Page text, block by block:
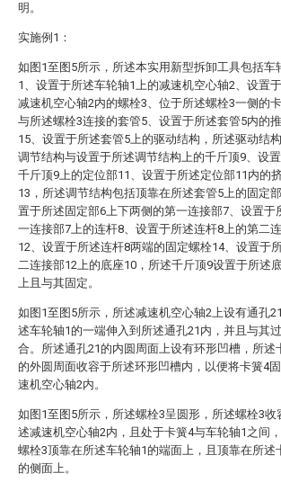
明。
实施例1：
如图1至图5所示，所述本实用新型拆卸工具包括车
1、设置于所述车轮轴1上的减速机空心轴2、设置
减速机空心轴2内的螺栓3、位于所述螺栓3一侧的卡
与所述螺栓3连接的套管5、设置于所述套管5内的
15、设置于所述套管5上的驱动结构，所述驱动结
调节结构与设置于所述调节结构上的千斤顶9、设
千斤顶9上的定位部11、设置于所述定位部11内的
13，所述调节结构包括顶靠在所述套管5上的固定
置于所述固定部6上下两侧的第一连接部7、设置于
一连接部7上的连杆8、设置于所述连杆8上的第二
12、设置于所述连杆8两端的固定螺栓14、设置于
二连接部12上的底座10，所述千斤顶9设置于所述
上且与其固定。
如图1至图5所示，所述减速机空心轴2上设有通孔
述车轮轴1的一端伸入到所述通孔21内，并且与其
合。所述通孔21的内圆周面上设有环形凹槽，所述
的外圆周面收容于所述环形凹槽内，以便将卡簧4
速机空心轴2内。
如图1至图5所示，所述螺栓3呈圆形，所述螺栓3收
述减速机空心轴2内，且处于卡簧4与车轮轴1之间
螺栓3顶靠在所述车轮轴1的端面上，且顶靠在所述
的侧面上。